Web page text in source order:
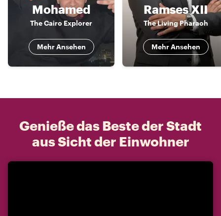
Mohamed
The Cairo Explorer
Mehr Ansehen
Ramses XII
The Living Pharaoh
Mehr Ansehen
Genieße das Beste der Stadt
aus Sicht der Einwohner